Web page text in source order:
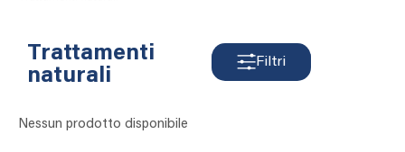
Trattamenti
naturali
Filtri
Nessun prodotto disponibile